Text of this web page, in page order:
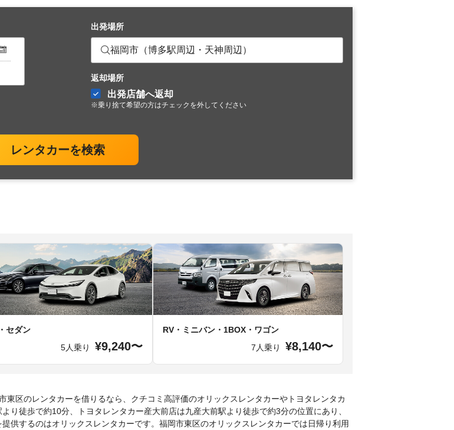
出発場所
福岡市（博多駅周辺・天神周辺）
返却場所
出発店舗へ返却
※乗り捨て希望の方はチェックを外してください
レンタカーを検索
セダン
5人乗り
¥9,240〜
RV・ミニバン・1BOX・ワゴン
7人乗り
¥8,140〜
区のレンタカーを借りるなら、クチコミ高評価のオリックスレンタカーやトヨタレンタカ
り徒歩で約10分、トヨタレンタカー産大前店は九産大前駅より徒歩で約3分の位置にあり、
供するのはオリックスレンタカーです。福岡市東区のオリックスレンタカーでは日帰り利用